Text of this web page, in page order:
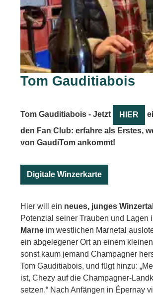
Tom Gauditiabois
Tom Gauditiabois - Jetzt HIER
den Fan Club: erfahre als Erstes,
von GaudiTom ankommt!
Digitale Winzerkarte
Hier will ein neues, junges
Potenzial seiner Trauben und Lagen
Marne im westlichen Marnetal
ein abgelegener Ort an einem
sonst kaum jemand Champagner
Tom Gauditiabois, und fügt hinzu:
ist, Chezy auf die Champagner-
setzen.“ Nach Anfängen in Épernay